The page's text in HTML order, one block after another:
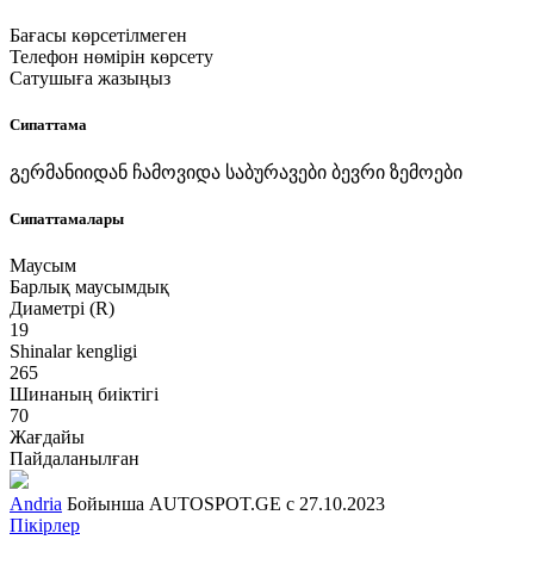
Бағасы көрсетілмеген
Телефон нөмірін көрсету
Сатушыға жазыңыз
Сипаттама
გერმანიიდან ჩამოვიდა საბურავები ბევრი ზემოები
Сипаттамалары
Маусым
Барлық маусымдық
Диаметрі (R)
19
Shinalar kengligi
265
Шинаның биіктігі
70
Жағдайы
Пайдаланылған
Andria Бойынша AUTOSPOT.GE с 27.10.2023
Пікірлер